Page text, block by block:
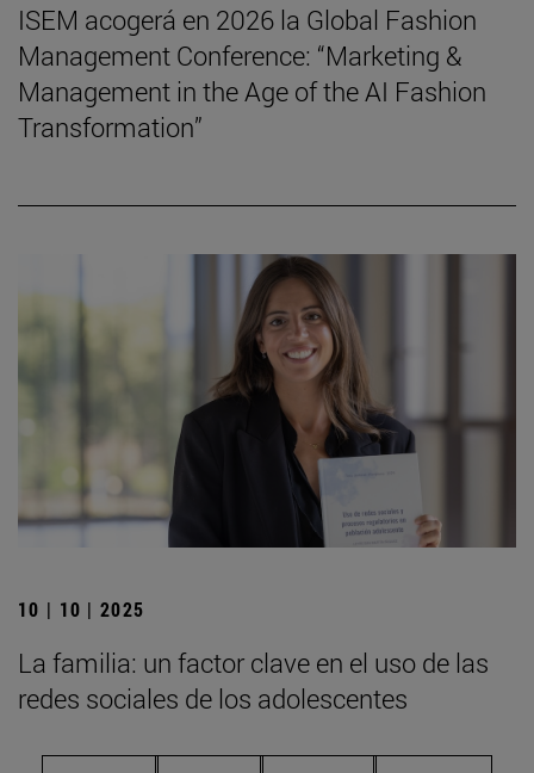
ISEM acogerá en 2026 la Global Fashion
Management Conference: “Marketing &
Management in the Age of the AI Fashion
Transformation”
10 | 10 | 2025
La familia: un factor clave en el uso de las
redes sociales de los adolescentes